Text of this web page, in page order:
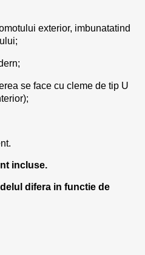
exterior, imbunatatind
se face cu cleme de tip U
incluse.
difera in functie de